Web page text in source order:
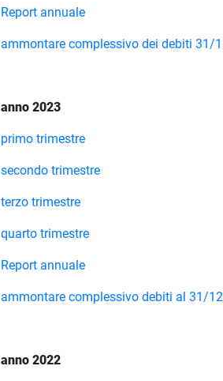
Report annuale
ammontare complessivo dei debiti 31/
anno 2023
primo trimestre
secondo trimestre
terzo trimestre
quarto trimestre
Report annuale
ammontare complessivo debiti al 31/12
anno 2022